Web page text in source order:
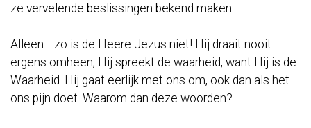
ze vervelende beslissingen bekend maken.
Alleen… zo is de Heere Jezus niet! Hij draait nooit
ergens omheen, Hij spreekt de waarheid, want Hij is de
Waarheid. Hij gaat eerlijk met ons om, ook dan als het
ons pijn doet. Waarom dan deze woorden?